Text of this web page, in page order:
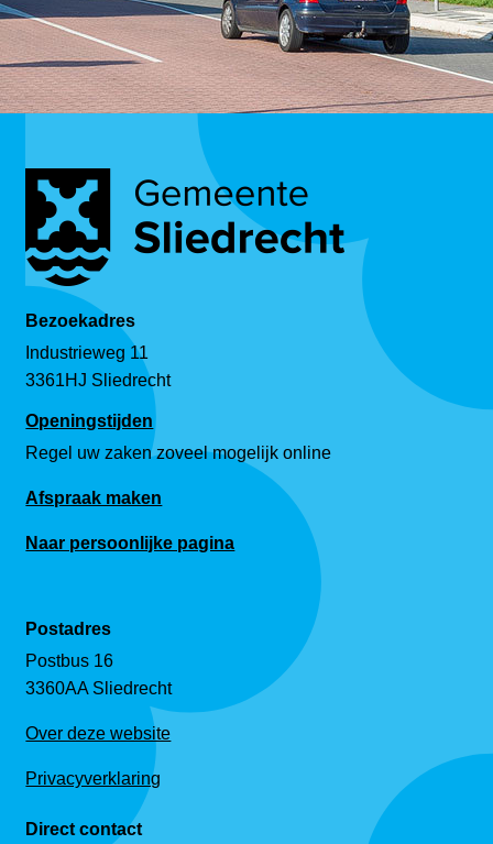
Bezoekadres
Industrieweg 11
3361HJ Sliedrecht
Openingstijden
Regel uw zaken zoveel mogelijk online
Afspraak maken
Naar persoonlijke pagina
Postadres
Postbus 16
3360AA Sliedrecht
Over deze website
Privacyverklaring
Direct contact